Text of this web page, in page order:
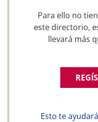
Para ello no
este directorio,
llevará más
Esto te